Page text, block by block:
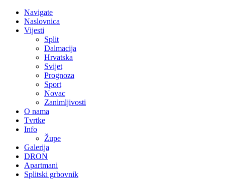
Navigate
Naslovnica
Vijesti
Split
Dalmacija
Hrvatska
Svijet
Prognoza
Sport
Novac
Zanimljivosti
O nama
Tvrtke
Info
Župe
Galerija
DRON
Apartmani
Splitski grbovnik